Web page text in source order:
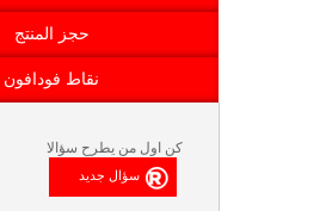
حجز المنتج
نقاط فودافون
كن اول من يطرح سؤالا